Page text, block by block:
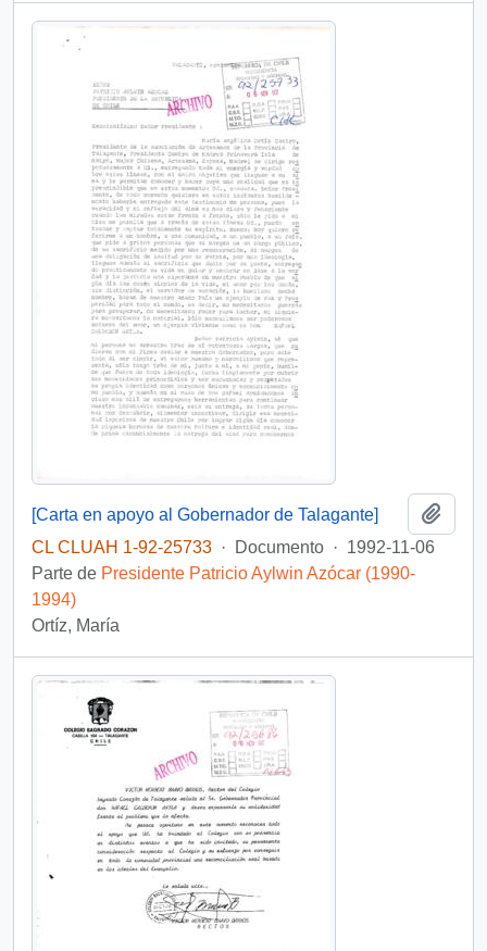
[Carta en apoyo al Gobernador de Talagante]
CL CLUAH 1-92-25733 · Documento · 1992-11-06
Parte de Presidente Patricio Aylwin Azócar (1990-
1994)
Ortíz, María